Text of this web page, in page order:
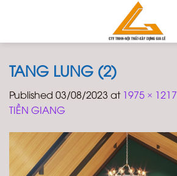
TANG LUNG (2)
Published 03/08/2023 at 1975 × 1217
TIỀN GIANG